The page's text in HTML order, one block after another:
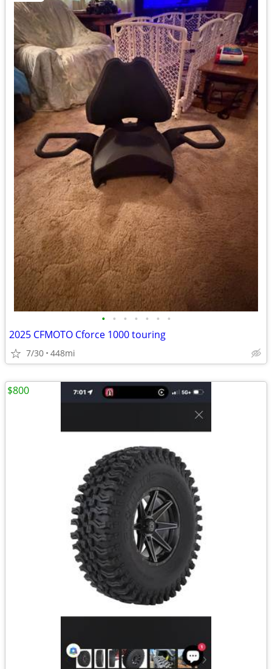
• • • • • • •
2025 CFMOTO Cforce 1000 touring
7/30 448mi
$800